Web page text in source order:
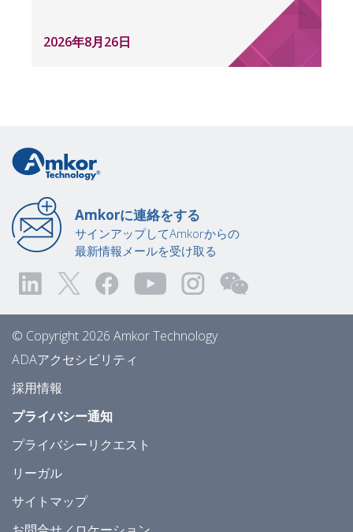
2026年8月26日
Amkorに連絡をする
サインアップしてAmkorからの
最新情報メールを受け取る
© Copyright 2026 Amkor Technology
ADAアクセシビリティ
採用情報
プライバシー通知
プライバシーリクエスト
リーガル
サイトマップ